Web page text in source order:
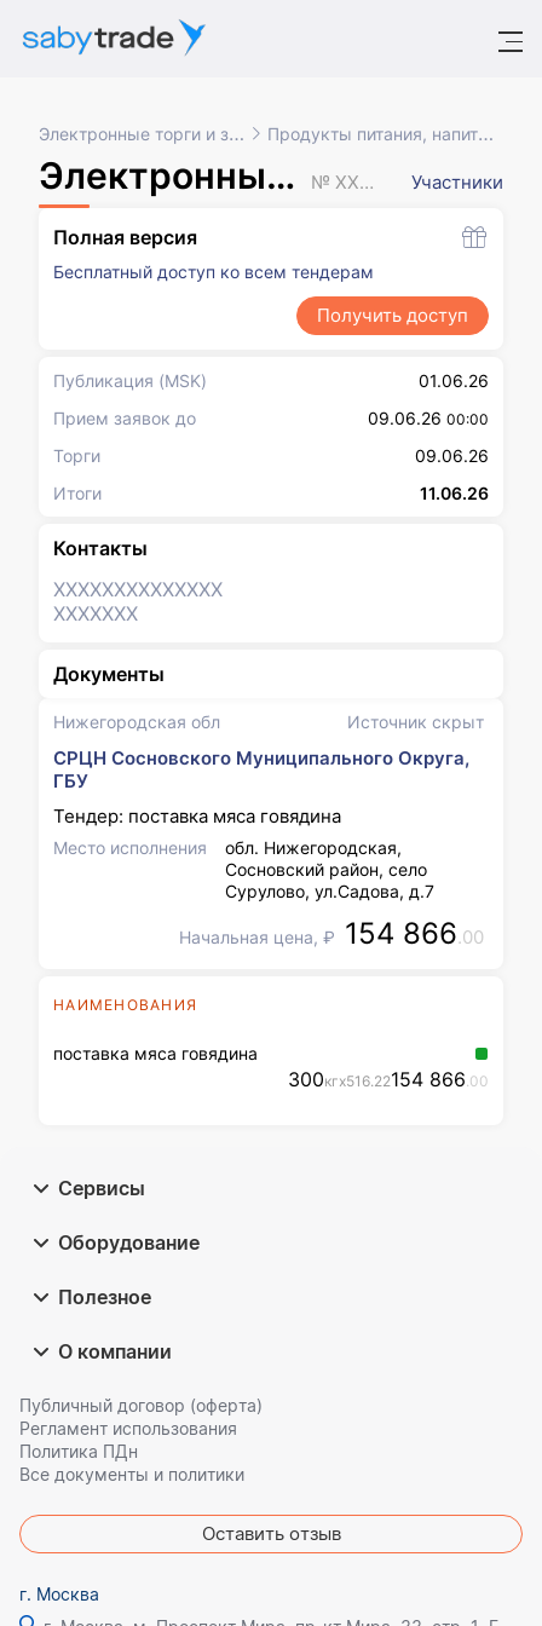
Электронные торги и закупки Продукты питания, напитки, табак
Электронный аукцион № XXXXXXX Участники
Нижегородская обл Источник скрыт
СРЦН Сосновского Муниципального Округа,
ГБУ
Тендер: поставка мяса говядина
Место исполнения
обл. Нижегородская,
Сосновский район, село
Сурулово, ул.Садова, д.7
Начальная цена, ₽ 154 866.00
НАИМЕНОВАНИЯ
поставка мяса говядина
300кгx516.22154 866.00
Полная версия
Бесплатный доступ ко всем тендерам
Получить доступ
Публикация (MSK)
01.06.26
Прием заявок до
09.06.26 00:00
Торги
09.06.26
Итоги
11.06.26
Контакты
XXXXXXXXXXXXXX
XXXXXXX
Документы
Сервисы
Оборудование
Полезное
О компании
Публичный договор (оферта)
Регламент использования
Политика ПДн
Все документы и политики
Оставить отзыв
г. Москва